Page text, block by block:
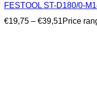
FESTOOL ST-D180/0-
€19,75 – €39,51Price